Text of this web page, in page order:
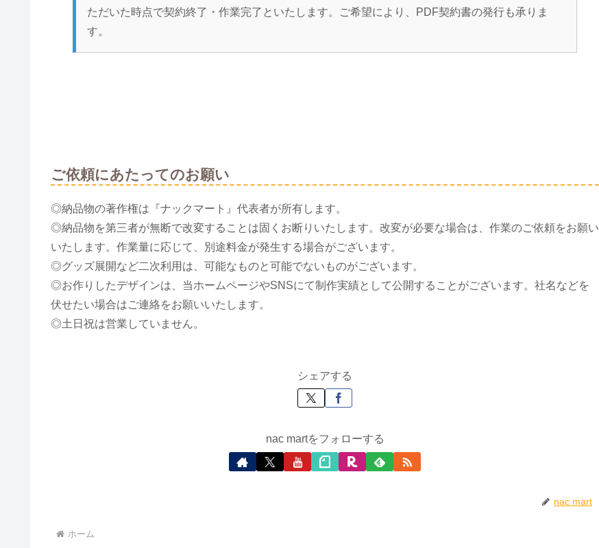
ただいた時点で契約終了・作業完了といたします。ご希望により、PDF契約書の発行も承りま
す。
ご依頼にあたってのお願い
◎納品物の著作権は『ナックマート』代表者が所有します。
◎納品物を第三者が無断で改変することは固くお断りいたします。改変が必要な場合は、作業のご依頼をお願い
いたします。作業量に応じて、別途料金が発生する場合がございます。
◎グッズ展開など二次利用は、可能なものと可能でないものがございます。
◎お作りしたデザインは、当ホームページやSNSにて制作実績として公開することがございます。社名などを
伏せたい場合はご連絡をお願いいたします。
◎土日祝は営業していません。
シェアする
nac martをフォローする
nac mart
ホーム